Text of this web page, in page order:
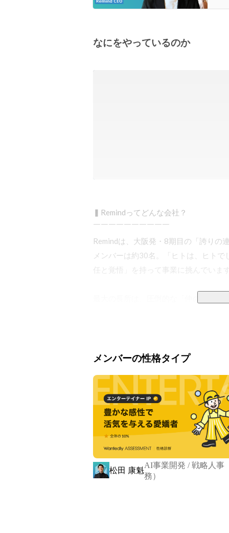
なにをやっているのか
▍Remindってどんな会社？
￣￣￣￣￣￣￣￣￣￣
Remindは、大阪発・8期目の「誇りの
メンバーは約30名。「ヒトは、ヒト
任と覚悟」を持って事業に挑んでいま
す。
▍《Mission/使命》
￣￣￣￣￣￣￣￣￣￣
《企業の「やりたい」をヒトの力で「
Remindは、ヒトの力を通じて企業の
「泥クサいほど、オモシロい。」とい
企業の「やりたい」を叶えるため、私
Remindのメンバーひとりひとりの成
メンバーの性格タイプ
松田 康魁
AI事業開発 / 戦略人事
務）